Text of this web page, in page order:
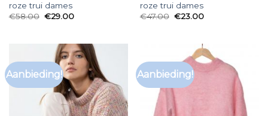
roze trui dames
€58.00 €29.00
roze trui dames
€47.00 €23.00
Aanbieding! Aanbieding!